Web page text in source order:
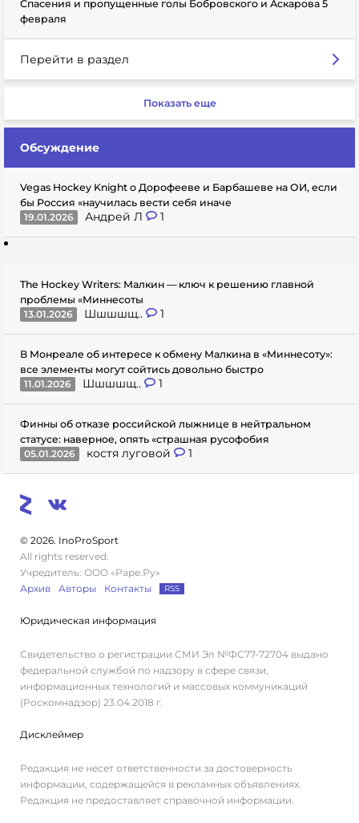
Спасения и пропущенные голы Бобровского и Аскарова 5
февраля
Перейти в раздел
Показать еще
Обсуждение
Vegas Hockey Knight о Дорофееве и Барбашеве на ОИ, если
бы Россия «научилась вести себя иначе
19.01.2026
Андрей Л 1
The Hockey Writers: Малкин — ключ к решению главной
проблемы «Миннесоты
13.01.2026
Шшшшщ.. 1
В Монреале об интересе к обмену Малкина в «Миннесоту»:
все элементы могут сойтись довольно быстро
11.01.2026
Шшшшщ.. 1
Финны об отказе российской лыжнице в нейтральном
статусе: наверное, опять «страшная русофобия
05.01.2026
костя луговой 1
© 2026. InoProSport
All rights reserved.
Учредитель: ООО «Раре.Ру»
Архив
Авторы Контакты RSS
Юридическая информация
Свидетельство о регистрации СМИ Эл №ФС77-72704 выдано
федеральной службой по надзору в сфере связи,
информационных технологий и массовых коммуникаций
(Роскомнадзор) 23.04.2018 г.
Дисклеймер
Редакция не несет ответственности за достоверность
информации, содержащейся в рекламных объявлениях.
Редакция не предоставляет справочной информации.